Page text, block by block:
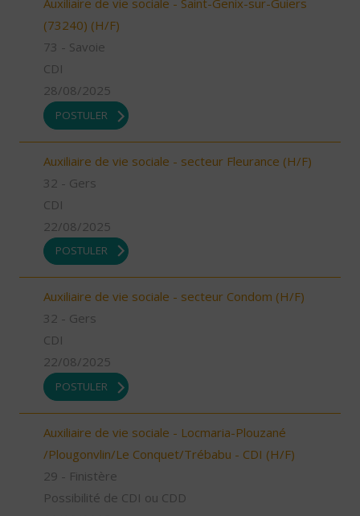
Auxiliaire de vie sociale - Saint-Genix-sur-Guiers
(73240) (H/F)
73 - Savoie
CDI
28/08/2025
POSTULER
Auxiliaire de vie sociale - secteur Fleurance (H/F)
32 - Gers
CDI
22/08/2025
POSTULER
Auxiliaire de vie sociale - secteur Condom (H/F)
32 - Gers
CDI
22/08/2025
POSTULER
Auxiliaire de vie sociale - Locmaria-Plouzané
/Plougonvlin/Le Conquet/Trébabu - CDI (H/F)
29 - Finistère
Possibilité de CDI ou CDD